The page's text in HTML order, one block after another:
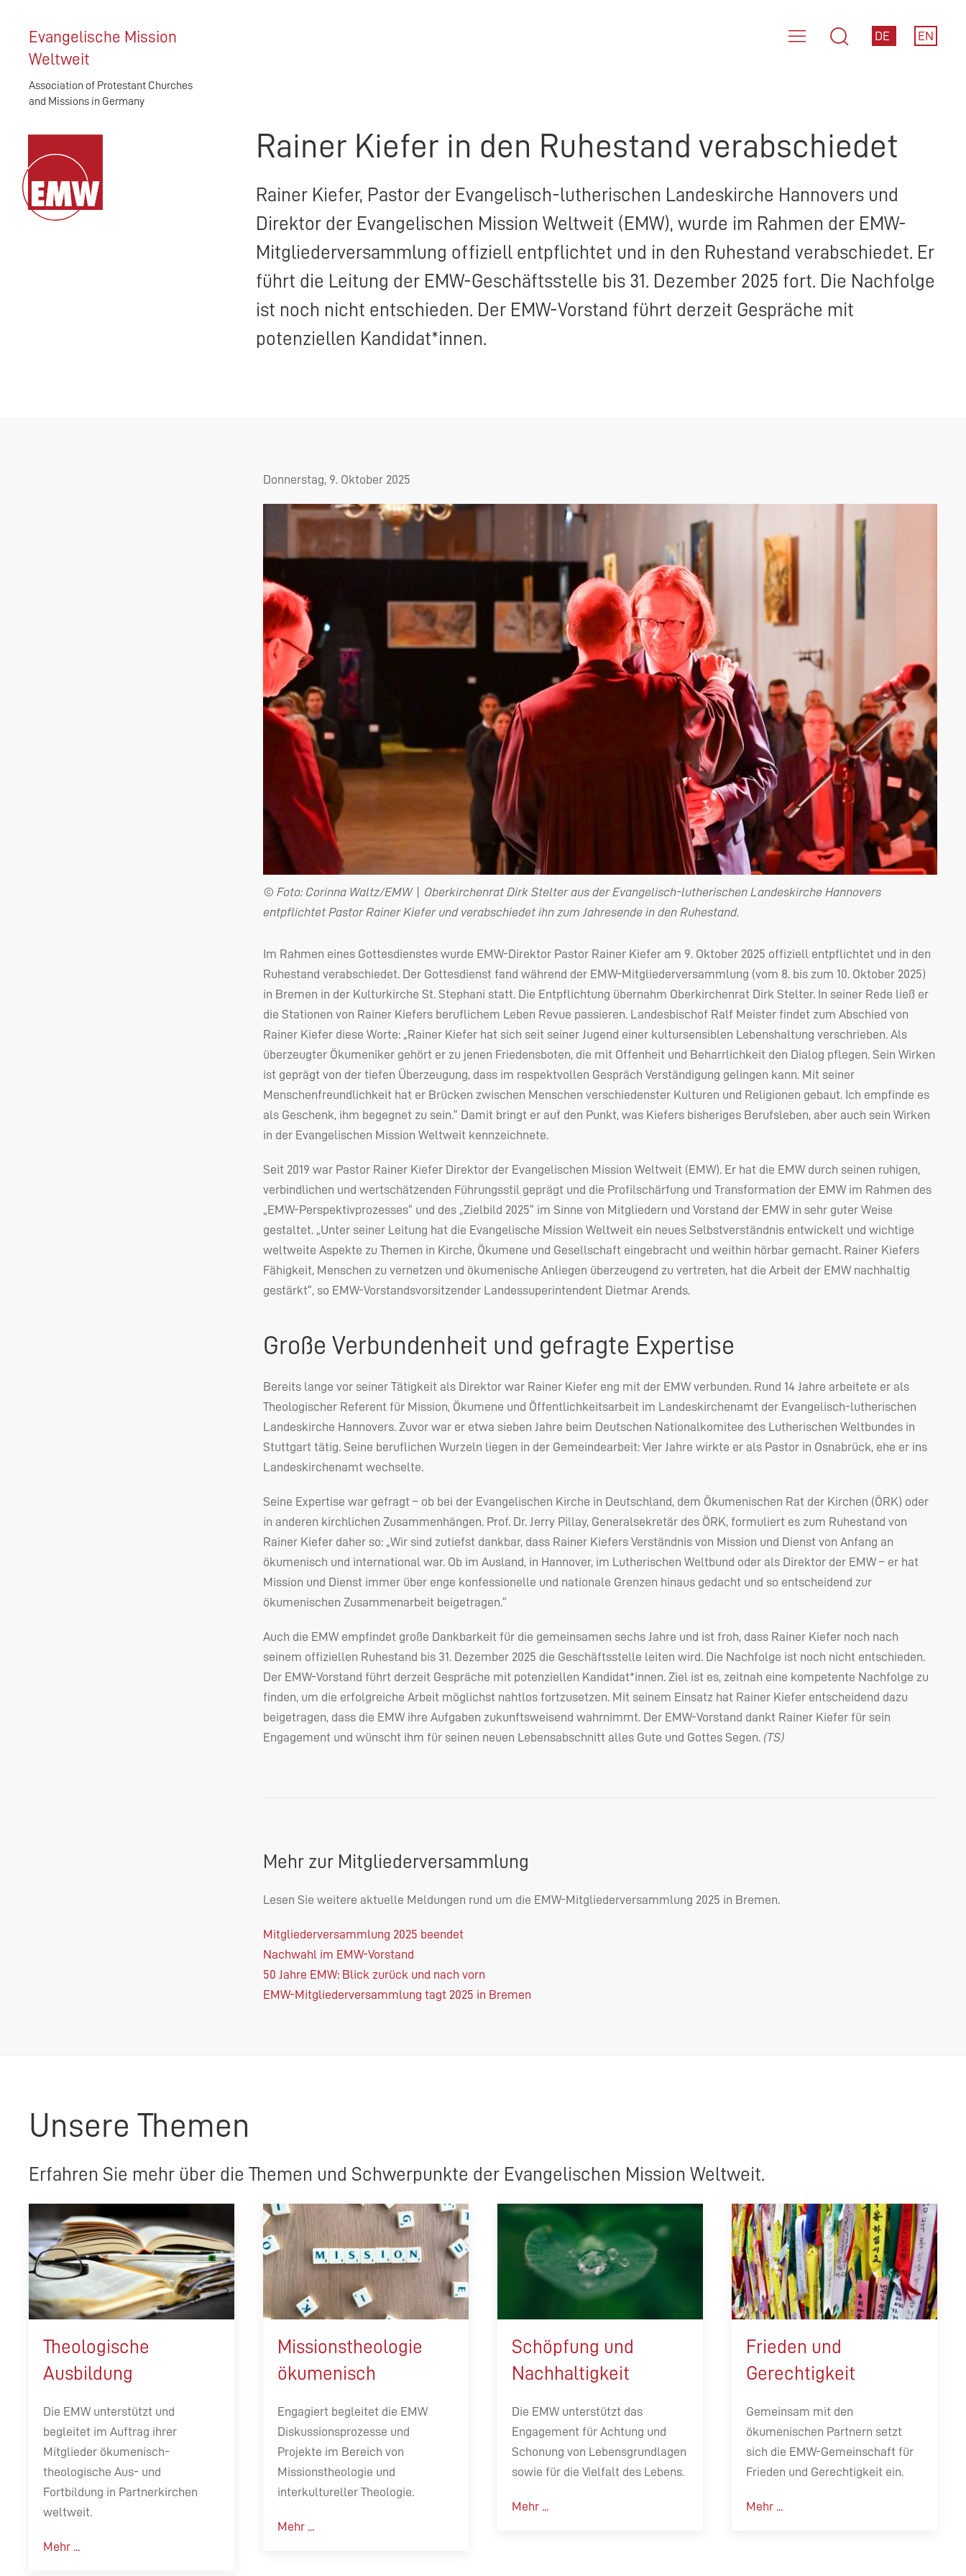
Evangelische Mission
Weltweit
Association of Protestant Churches
and Missions in Germany
DE EN
Rainer Kiefer in den Ruhestand verabschiedet
Rainer Kiefer, Pastor der Evangelisch-lutherischen Landeskirche Hannovers und
Direktor der Evangelischen Mission Weltweit ( EMW), wurde im Rahmen der EMW-
Mitgliederversammlung offiziell entpflichtet und in den Ruhestand verabschiedet. Er
führt die Leitung der EMW-Geschäftsstelle bis 31. Dezember 2025 fort. Die Nachfolge
ist noch nicht entschieden. Der EMW-Vorstand führt derzeit Gespräche mit
potenziellen Kandidat*innen.
Donnerstag, 9. Oktober 2025
© Foto: Corinna Waltz/EMW | Oberkirchenrat Dirk Stelter aus der Evangelisch-lutherischen Landeskirche Hannovers
entpflichtet Pastor Rainer Kiefer und verabschiedet ihn zum Jahresende in den Ruhestand.
Im Rahmen eines Gottesdienstes wurde EMW-Direktor Pastor Rainer Kiefer am 9. Oktober 2025 offiziell entpflichtet und in den
Ruhestand verabschiedet. Der Gottesdienst fand während der EMW-Mitgliederversammlung (vom 8. bis zum 10. Oktober 2025)
in Bremen in der Kulturkirche St. Stephani statt. Die Entpflichtung übernahm Oberkirchenrat Dirk Stelter. In seiner Rede ließ er
die Stationen von Rainer Kiefers beruflichem Leben Revue passieren. Landesbischof Ralf Meister findet zum Abschied von
Rainer Kiefer diese Worte: „Rainer Kiefer hat sich seit seiner Jugend einer kultursensiblen Lebenshaltung verschrieben. Als
überzeugter Ökumeniker gehört er zu jenen Friedensboten, die mit Offenheit und Beharrlichkeit den Dialog pflegen. Sein Wirken
ist geprägt von der tiefen Überzeugung, dass im respektvollen Gespräch Verständigung gelingen kann. Mit seiner
Menschenfreundlichkeit hat er Brücken zwischen Menschen verschiedenster Kulturen und Religionen gebaut. Ich empfinde es
als Geschenk, ihm begegnet zu sein.“ Damit bringt er auf den Punkt, was Kiefers bisheriges Berufsleben, aber auch sein Wirken
in der Evangelischen Mission Weltweit kennzeichnete.
Seit 2019 war Pastor Rainer Kiefer Direktor der Evangelischen Mission Weltweit (EMW). Er hat die EMW durch seinen ruhigen,
verbindlichen und wertschätzenden Führungsstil geprägt und die Profilschärfung und Transformation der EMW im Rahmen des
„EMW-Perspektivprozesses“ und des „Zielbild 2025“ im Sinne von Mitgliedern und Vorstand der EMW in sehr guter Weise
gestaltet. „Unter seiner Leitung hat die Evangelische Mission Weltweit ein neues Selbstverständnis entwickelt und wichtige
weltweite Aspekte zu Themen in Kirche, Ökumene und Gesellschaft eingebracht und weithin hörbar gemacht. Rainer Kiefers
Fähigkeit, Menschen zu vernetzen und ökumenische Anliegen überzeugend zu vertreten, hat die Arbeit der EMW nachhaltig
gestärkt“, so EMW-Vorstandsvorsitzender Landessuperintendent Dietmar Arends.
Große Verbundenheit und gefragte Expertise
Bereits lange vor seiner Tätigkeit als Direktor war Rainer Kiefer eng mit der EMW verbunden. Rund 14 Jahre arbeitete er als
Theologischer Referent für Mission, Ökumene und Öffentlichkeitsarbeit im Landeskirchenamt der Evangelisch-lutherischen
Landeskirche Hannovers. Zuvor war er etwa sieben Jahre beim Deutschen Nationalkomitee des Lutherischen Weltbundes in
Stuttgart tätig. Seine beruflichen Wurzeln liegen in der Gemeindearbeit: Vier Jahre wirkte er als Pastor in Osnabrück, ehe er ins
Landeskirchenamt wechselte.
Seine Expertise war gefragt – ob bei der Evangelischen Kirche in Deutschland, dem Ökumenischen Rat der Kirchen (ÖRK) oder
in anderen kirchlichen Zusammenhängen. Prof. Dr. Jerry Pillay, Generalsekretär des ÖRK, formuliert es zum Ruhestand von
Rainer Kiefer daher so: „Wir sind zutiefst dankbar, dass Rainer Kiefers Verständnis von Mission und Dienst von Anfang an
ökumenisch und international war. Ob im Ausland, in Hannover, im Lutherischen Weltbund oder als Direktor der EMW – er hat
Mission und Dienst immer über enge konfessionelle und nationale Grenzen hinaus gedacht und so entscheidend zur
ökumenischen Zusammenarbeit beigetragen.“
Auch die EMW empfindet große Dankbarkeit für die gemeinsamen sechs Jahre und ist froh, dass Rainer Kiefer noch nach
seinem offiziellen Ruhestand bis 31. Dezember 2025 die Geschäftsstelle leiten wird. Die Nachfolge ist noch nicht entschieden.
Der EMW-Vorstand führt derzeit Gespräche mit potenziellen Kandidat*innen. Ziel ist es, zeitnah eine kompetente Nachfolge zu
finden, um die erfolgreiche Arbeit möglichst nahtlos fortzusetzen. Mit seinem Einsatz hat Rainer Kiefer entscheidend dazu
beigetragen, dass die EMW ihre Aufgaben zukunftsweisend wahrnimmt. Der EMW-Vorstand dankt Rainer Kiefer für sein
Engagement und wünscht ihm für seinen neuen Lebensabschnitt alles Gute und Gottes Segen. (TS)
Mehr zur Mitgliederversammlung
Lesen Sie weitere aktuelle Meldungen rund um die EMW-Mitgliederversammlung 2025 in Bremen.
Mitgliederversammlung 2025 beendet
Nachwahl im EMW-Vorstand
50 Jahre EMW: Blick zurück und nach vorn
EMW-Mitgliederversammlung tagt 2025 in Bremen
Unsere Themen
Erfahren Sie mehr über die Themen und Schwerpunkte der Evangelischen Mission Weltweit.
Theologische
Ausbildung
Die EMW unterstützt und
begleitet im Auftrag ihrer
Mitglieder ökumenisch-
theologische Aus- und
Fortbildung in Partnerkirchen
weltweit.
Mehr ...
Missionstheologie
ökumenisch
Engagiert begleitet die EMW
Diskussionsprozesse und
Projekte im Bereich von
Missionstheologie und
interkultureller Theologie.
Mehr ...
Schöpfung und
Nachhaltigkeit
Die EMW unterstützt das
Engagement für Achtung und
Schonung von Lebensgrundlagen
sowie für die Vielfalt des Lebens.
Mehr ...
Frieden und
Gerechtigkeit
Gemeinsam mit den
ökumenischen Partnern setzt
sich die EMW-Gemeinschaft für
Frieden und Gerechtigkeit ein.
Mehr ...